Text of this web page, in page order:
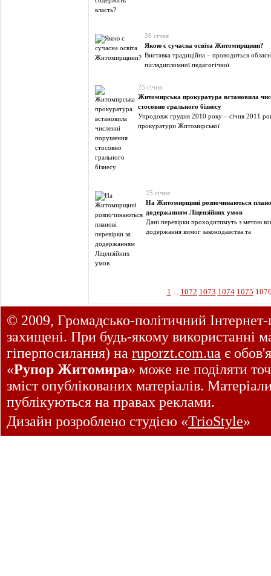
26 січня
Якою є сучасна освіта Житомирщини?
Виставка традиційна – проводиться
післядипломної педагогічної
25 січня
Житомирська прокуратура встановила
стосовно грального бізнесу
Упродовж грудня 2010 року – січня 2011
прокуратури Житомирської
25 січня
На Житомирщині розпочинаються
додержанням Ліцензійних умов
Дані перевірки проходитимуть з метою
додержання вимог законодавства та
1 ... 1072 1073 1074 1075
© 2009, Громадсько-політичний
захищені. При будь-якому використанні
гіперпосилання) на ruporzt.com.ua є
«Рупор Житомира» може не поділяти
зміст опублікованих матеріалів.
публікуються на правах реклами.
Дизайн розроблено студією «TrioStyle»